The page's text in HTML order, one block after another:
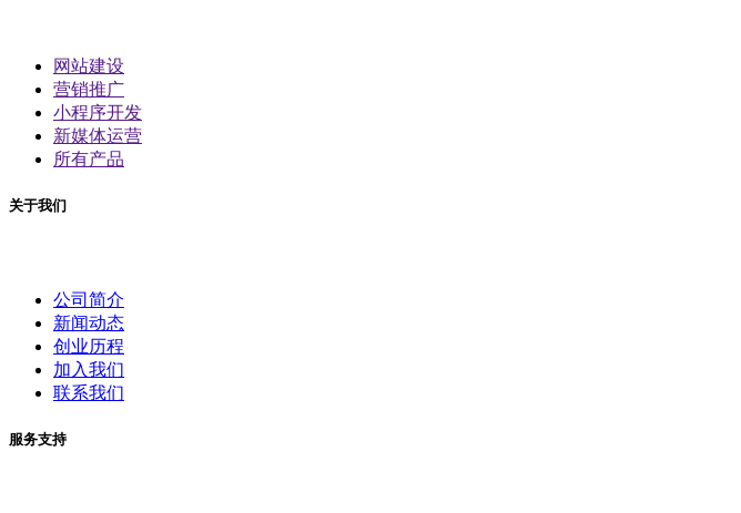
网站建设
营销推广
小程序开发
新媒体运营
所有产品
关于我们
公司简介
新闻动态
创业历程
加入我们
联系我们
服务支持